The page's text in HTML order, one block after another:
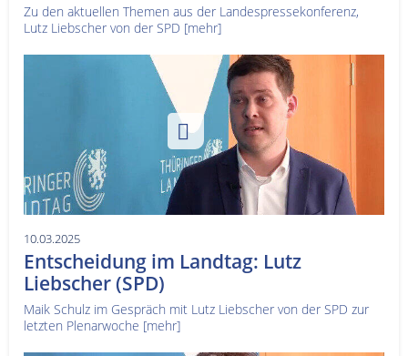
Zu den aktuellen Themen aus der Landespressekonferenz,
Lutz Liebscher von der SPD [mehr]
10.03.2025
Entscheidung im Landtag: Lutz
Liebscher (SPD)
Maik Schulz im Gespräch mit Lutz Liebscher von der SPD zur
letzten Plenarwoche [mehr]